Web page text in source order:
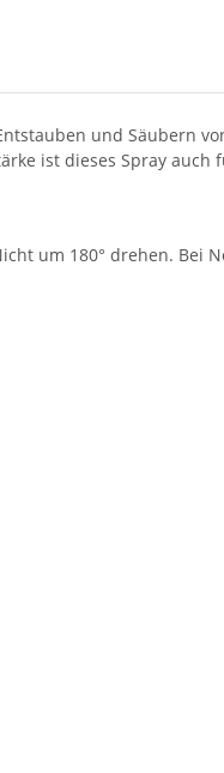
und Säubern
ist dieses Spray
um 180° drehen. Bei